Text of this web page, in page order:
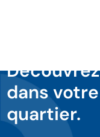
dans
quartier.